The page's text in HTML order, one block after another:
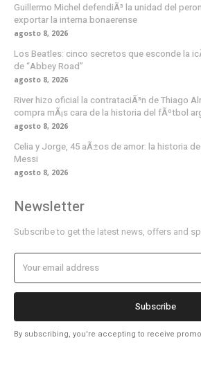
Guillermo Michel defendiÃ³ la unidad del
exportar la interna bonaerense
agosto 8, 2026
Los Beatles: cinco secretos que esconde la
de “Abbey Road”
agosto 8, 2026
River hizo oficial la contrataciÃ³n de Thiago
compra mÃ¡s cara de la historia del fÃºtbol
agosto 8, 2026
Celia y Jorge, 45 aÃ±os de amor: la historia
Messi
agosto 8, 2026
Newsletter
Subscribe to get the latest news, offers and
Subscribe
By subscribing, you're accepting to receive